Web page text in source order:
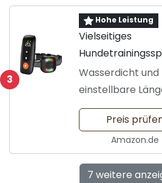
3
Hohe Leistung
Vielseitiges
für alle Rassen
Wasserdicht und
einstellbare
Ihre Hunde
Preis
Amazon.de
7 weitere